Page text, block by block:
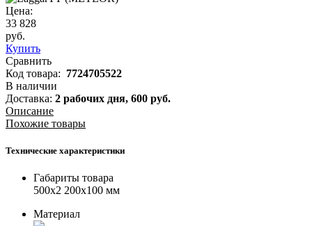
Цена:
33 828
руб.
Купить
Сравнить
Код товара: 7724705522
В наличии
Доставка: 2 рабочих дня, 600 руб.
Описание
Похожие товары
Технические характеристики
Габариты товара
500x2 200x100 мм
Материал